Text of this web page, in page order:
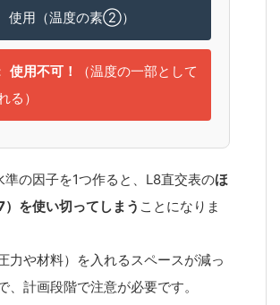
使用（温度の素②）
使用不可！
（温度の一部として
る）
の因子を1つ作ると、L8直交表のほ
を使い切ってしまう ことになりま
力や材料）を入れるスペースが減っ
、計画段階で注意が必要です。